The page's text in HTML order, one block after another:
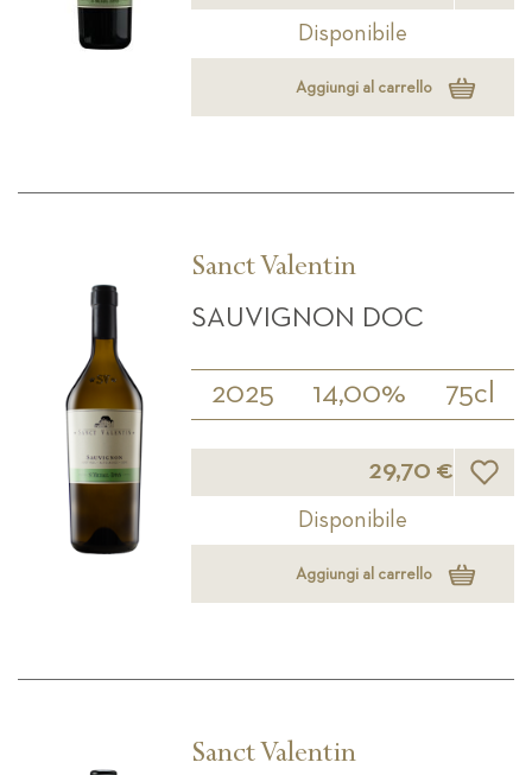
Disponibile
Aggiungi al carrello
Sanct Valentin
SAUVIGNON DOC
2025 14,00% 75cl
29,70 € Lista
Disponibile
Aggiungi al carrello
Sanct Valentin